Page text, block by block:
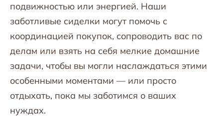
подвижностью или энергией. Наши
заботливые сиделки могут помочь с
координацией покупок, сопроводить вас по
делам или взять на себя мелкие домашние
задачи, чтобы вы могли наслаждаться этими
особенными моментами — или просто
отдыхать, пока мы заботимся о ваших
нуждах.